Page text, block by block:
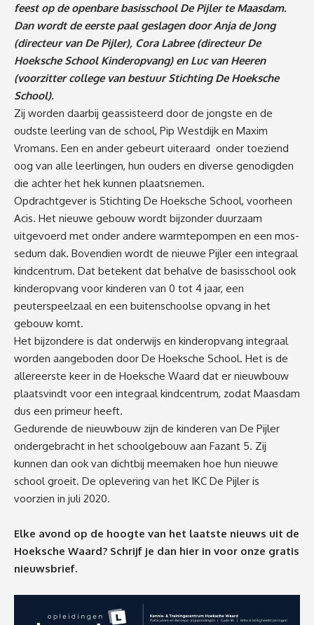
feest op de openbare basisschool De Pijler te Maasdam.
Dan wordt de eerste paal geslagen door Anja de Jong
(directeur van De Pijler), Cora Labree (directeur De
Hoeksche School Kinderopvang) en Luc van Heeren
(voorzitter college van bestuur Stichting De Hoeksche
School).
Zij worden daarbij geassisteerd door de jongste en de
oudste leerling van de school, Pip Westdijk en Maxim
Vromans. Een en ander gebeurt uiteraard onder toeziend
oog van alle leerlingen, hun ouders en diverse genodigden
die achter het hek kunnen plaatsnemen.
Opdrachtgever is Stichting De Hoeksche School, voorheen
Acis. Het nieuwe gebouw wordt bijzonder duurzaam
uitgevoerd met onder andere warmtepompen en een mos-
sedum dak. Bovendien wordt de nieuwe Pijler een integraal
kindcentrum. Dat betekent dat behalve de basisschool ook
kinderopvang voor kinderen van 0 tot 4 jaar, een
peuterspeelzaal en een buitenschoolse opvang in het
gebouw komt.
Het bijzondere is dat onderwijs en kinderopvang integraal
worden aangeboden door De Hoeksche School. Het is de
allereerste keer in de Hoeksche Waard dat er nieuwbouw
plaatsvindt voor een integraal kindcentrum, zodat Maasdam
dus een primeur heeft.
Gedurende de nieuwbouw zijn de kinderen van De Pijler
ondergebracht in het schoolgebouw aan Fazant 5. Zij
kunnen dan ook van dichtbij meemaken hoe hun nieuwe
school groeit. De oplevering van het IKC De Pijler is
voorzien in juli 2020.
Elke avond op de hoogte van het laatste nieuws uit de
Hoeksche Waard? Schrijf je dan hier in voor onze gratis
nieuwsbrief.